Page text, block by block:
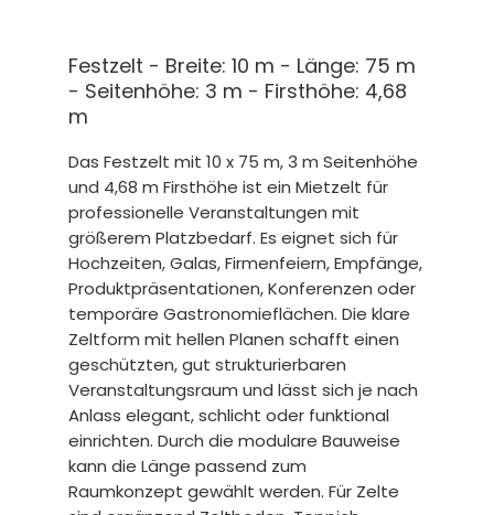
Festzelt - Breite: 10 m - Länge: 75 m
- Seitenhöhe: 3 m - Firsthöhe: 4,68
m
Das Festzelt mit 10 x 75 m, 3 m Seitenhöhe
und 4,68 m Firsthöhe ist ein Mietzelt für
professionelle Veranstaltungen mit
größerem Platzbedarf. Es eignet sich für
Hochzeiten, Galas, Firmenfeiern, Empfänge,
Produktpräsentationen, Konferenzen oder
temporäre Gastronomieflächen. Die klare
Zeltform mit hellen Planen schafft einen
geschützten, gut strukturierbaren
Veranstaltungsraum und lässt sich je nach
Anlass elegant, schlicht oder funktional
einrichten. Durch die modulare Bauweise
kann die Länge passend zum
Raumkonzept gewählt werden. Für Zelte